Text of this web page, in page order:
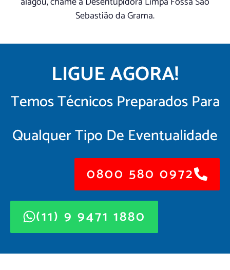
Sebastião da Grama.
LIGUE AGORA!
Temos Técnicos Preparados Para
Qualquer Tipo De Eventualidade
0800 580 0972
(11) 9 9471 1880